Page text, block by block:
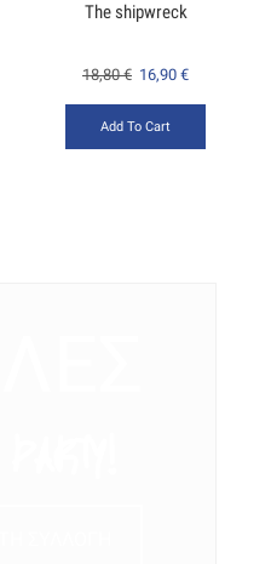
The shipwreck
18,80€ 16,90 €
Add To Cart